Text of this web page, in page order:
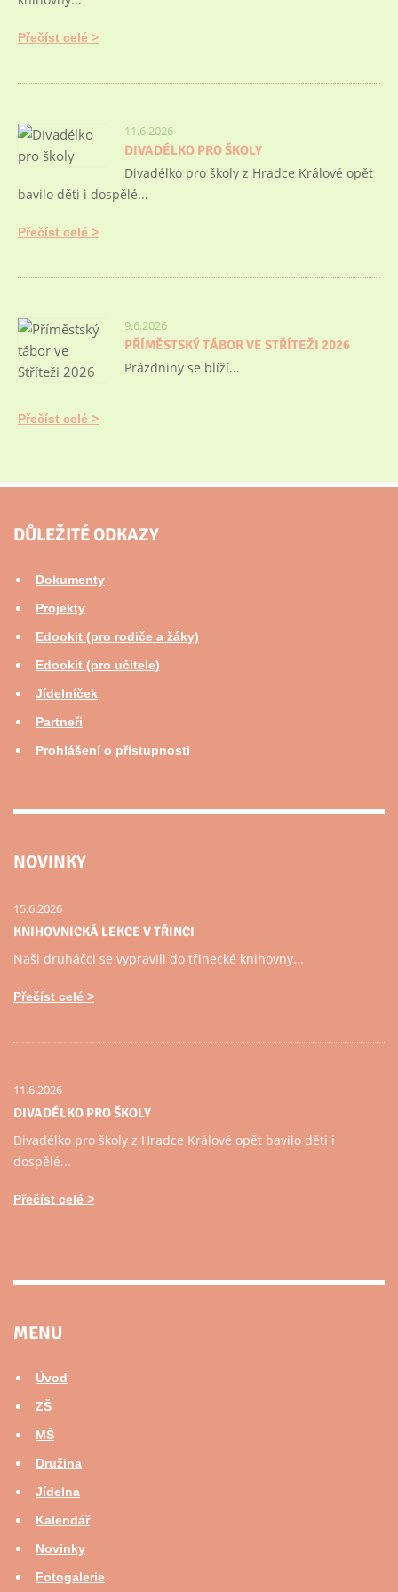
Přečíst celé
11.6.2026
DIVADÉLKO PRO ŠKOLY
Divadélko pro školy z Hradce Králové opět
bavilo děti i dospělé...
Přečíst celé
9.6.2026
PŘÍMĚSTSKÝ TÁBOR VE STŘÍTEŽI 2026
Prázdniny se blíží...
Přečíst celé
DŮLEŽITÉ ODKAZY
Dokumenty
Projekty
Edookit (pro rodiče a žáky)
Edookit (pro učitele)
Jídelníček
Partneři
Prohlášení o přístupnosti
NOVINKY
15.6.2026
KNIHOVNICKÁ LEKCE V TŘINCI
Naši druháčci se vypravili do třinecké knihovny...
Přečíst celé
11.6.2026
DIVADÉLKO PRO ŠKOLY
Divadélko pro školy z Hradce Králové opět bavilo děti i
dospělé...
Přečíst celé
MENU
Úvod
ZŠ
MŠ
Družina
Jídelna
Kalendář
Novinky
Fotogalerie